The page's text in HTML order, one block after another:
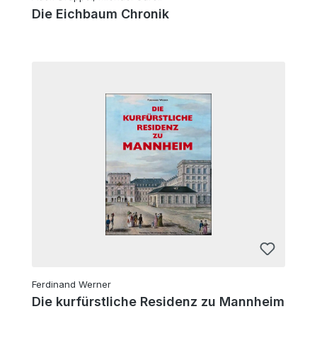
Die Eichbaum Chronik
Ferdinand Werner
Die kurfürstliche Residenz zu Mannheim